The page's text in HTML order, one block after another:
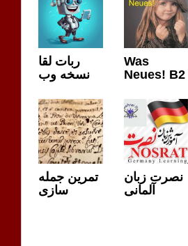
ربات لقا
نسخه وب
Was
Neues! B2
تمرین جمله
سازی
نصرت زبان
آلمانی